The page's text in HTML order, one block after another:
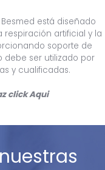
está diseñado
artificial y la
soporte de
debe ser utilizado por
y cualificadas.
clickAqui